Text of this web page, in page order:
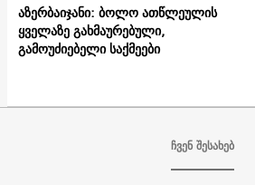
აზერბაიჯანი: ბოლო ათწლეულის
ყველაზე გახმაურებული,
გამოუძიებელი საქმეები
ჩვენ შესახებ